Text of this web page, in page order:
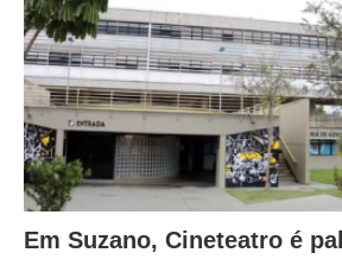
Em Suzano, Cineteatro é